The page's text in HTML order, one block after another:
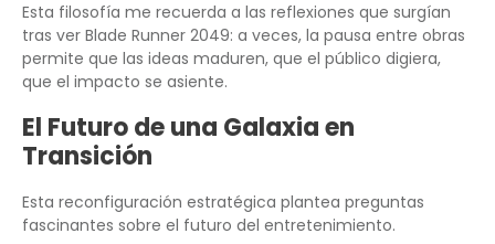
Esta filosofía me recuerda a las reflexiones que surgían
tras ver Blade Runner 2049: a veces, la pausa entre obras
permite que las ideas maduren, que el público digiera,
que el impacto se asiente.
El Futuro de una Galaxia en
Transición
Esta reconfiguración estratégica plantea preguntas
fascinantes sobre el futuro del entretenimiento.